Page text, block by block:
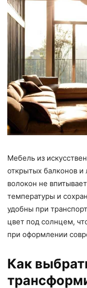
Мебель из
открытых балконов
волокон не
температуры и
удобны при
цвет под солнцем,
при оформлении
Как